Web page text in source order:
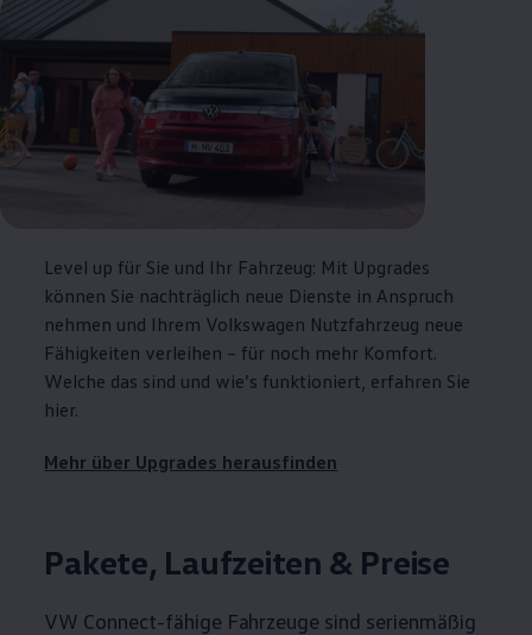
Level up für Sie und Ihr Fahrzeug: Mit Upgrades
können Sie nachträglich neue Dienste in Anspruch
nehmen und Ihrem Volkswagen Nutzfahrzeug neue
Fähigkeiten verleihen – für noch mehr Komfort.
Welche das sind und wie’s funktioniert, erfahren Sie
hier.
Mehr über Upgrades herausfinden
Pakete, Laufzeiten & Preise
VW Connect-fähige Fahrzeuge sind serienmäßig